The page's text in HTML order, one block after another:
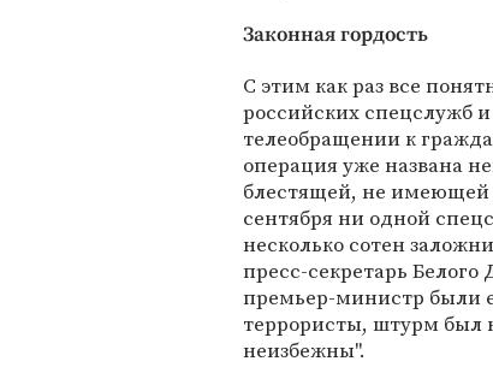
Законная гордость
С этим как раз все
российских спецслужб
телеобращении к
операция уже названа
блестящей, не имеющей
сентября ни одной
несколько сотен
пресс-секретарь
премьер-министр были
террористы, штурм был
неизбежны".